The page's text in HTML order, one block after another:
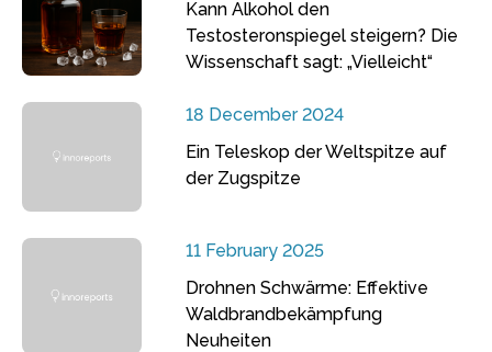
Kann Alkohol den
Testosteronspiegel steigern? Die
Wissenschaft sagt: „Vielleicht“
18 December 2024
Ein Teleskop der Weltspitze auf
der Zugspitze
11 February 2025
Drohnen Schwärme: Effektive
Waldbrandbekämpfung
Neuheiten